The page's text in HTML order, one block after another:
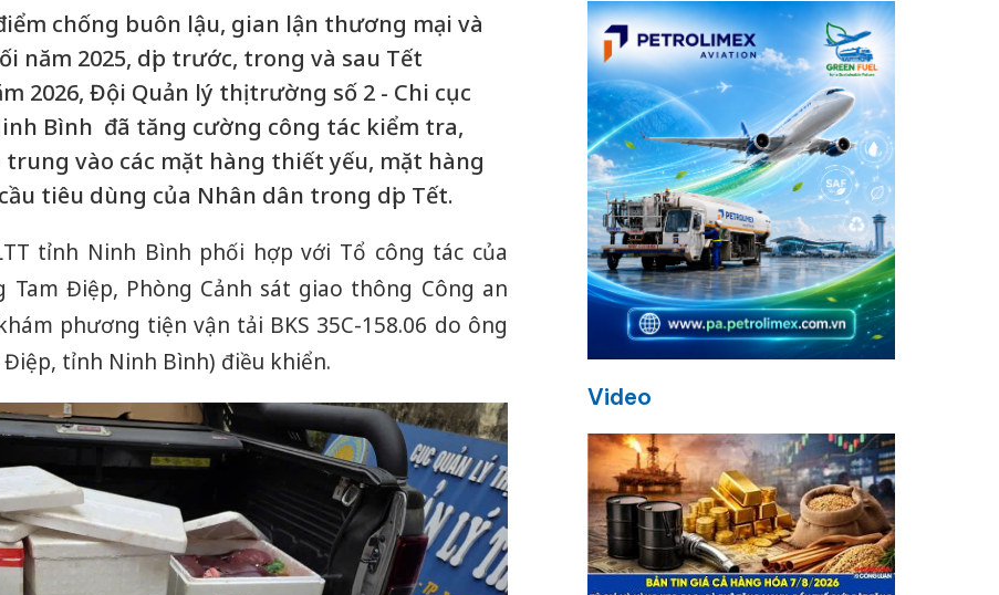
chống buôn lậu, gian lận thương mại và
năm 2025, dịp trước, trong và sau Tết
2026, Đội Quản lý thị trường số 2 - Chi cục
Bình đã tăng cường công tác kiểm tra,
vào các mặt hàng thiết yếu, mặt hàng
tiêu dùng của Nhân dân trong dịp Tết.
tỉnh Ninh Bình phối hợp với Tổ công tác của
Tam Điệp, Phòng Cảnh sát giao thông Công an
phương tiện vận tải BKS 35C-158.06 do ông
Điệp, tỉnh Ninh Bình) điều khiển.
Video